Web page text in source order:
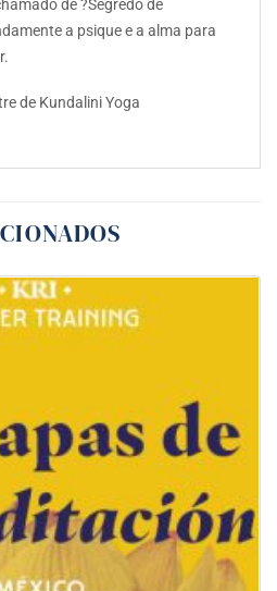
de ?Segredo de
a psique e a alma para
de Kundalini Yoga